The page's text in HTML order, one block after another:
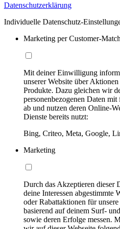
Datenschutzerklärung
Individuelle Datenschutz-
Marketing per Customer-Match
Mit deiner Einwilligung
unserer Website über
Produkte. Dazu gleichen wir
personenbezogenen Daten
ab und nutzen deren Online-
Dienste bereits nutzt:
Bing, Criteo, Meta, Google,
Marketing
Durch das Akzeptieren dieser
deine Interessen abgestimmte
oder Rabattaktionen für
basierend auf deinem Surf-
sowie deren Erfolge messen.